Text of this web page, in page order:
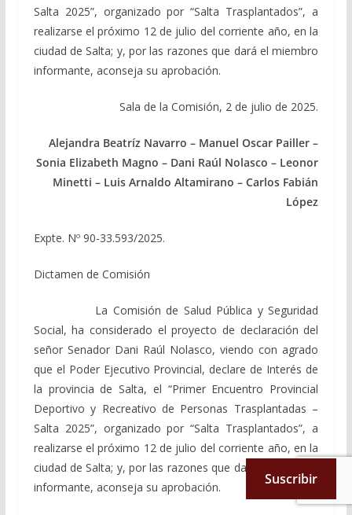
Salta 2025”, organizado por “Salta Trasplantados”, a
realizarse el próximo 12 de julio del corriente año, en la
ciudad de Salta; y, por las razones que dará el miembro
informante, aconseja su aprobación.
Sala de la Comisión, 2 de julio de 2025.
Alejandra Beatríz Navarro – Manuel Oscar Pailler –
Sonia Elizabeth Magno – Dani Raúl Nolasco – Leonor
Minetti – Luis Arnaldo Altamirano – Carlos Fabián
López
Expte. Nº 90-33.593/2025.
Dictamen de Comisión
La Comisión de Salud Pública y Seguridad
Social, ha considerado el proyecto de declaración del
señor Senador Dani Raúl Nolasco, viendo con agrado
que el Poder Ejecutivo Provincial, declare de Interés de
la provincia de Salta, el “Primer Encuentro Provincial
Deportivo y Recreativo de Personas Trasplantadas –
Salta 2025”, organizado por “Salta Trasplantados”, a
realizarse el próximo 12 de julio del corriente año, en la
ciudad de Salta; y, por las razones que dará el miembro
informante, aconseja su aprobación.
Suscribir